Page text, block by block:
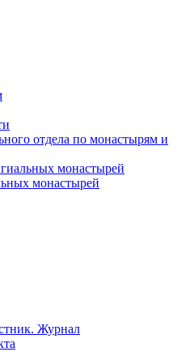
отдела по монастырям и
монастырей
монастырей
Журнал